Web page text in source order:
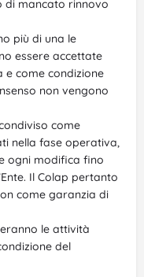
di mancato rinnovo
più di una le
essere accettate
e come condizione
non vengono
come
nella fase operativa,
ogni modifica fino
Il Colap pertanto
come garanzia di
le attività
del